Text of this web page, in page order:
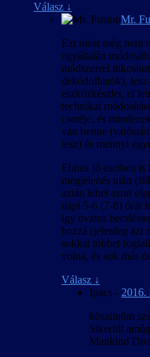
Válasz ↓
Mr.
Ezt most még nem
egyáltalán
módszerrel
dekódolhatók),
eszközkészlet, el
technikai
cseréje, és
van benne
lesz) és mennyi
Ehhez jó esetben
megjelenés után
aztán lehet azon
napi 5-6 (7-8) órát
így óvatos
hozzá (jelenleg azt
sokkal többet
volna, és sok más
Válasz ↓
Ipacs - 2016.
köszönöm
Sikerült
Mankind